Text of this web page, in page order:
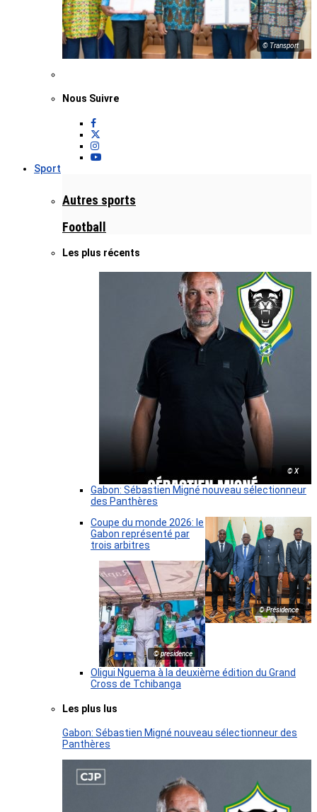
© Transport
Nous Suivre
Sport
Autres sports
Football
Les plus récents
© X
Gabon: Sébastien Migné nouveau sélectionneur
des Panthères
© Présidence
Coupe du monde 2026: le
Gabon représenté par
trois arbitres
© presidence
Oligui Nguema à la deuxième édition du Grand
Cross de Tchibanga
Les plus lus
Gabon: Sébastien Migné nouveau sélectionneur des
Panthères